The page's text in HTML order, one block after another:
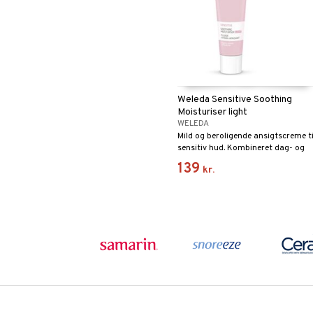
Weleda Sensitive Soothing
Moisturiser light
WELEDA
Mild og beroligende ansigtscreme
sensitiv hud. Kombineret dag- og
natcreme, kan anvendes omkring
øjnene.
139 kr.